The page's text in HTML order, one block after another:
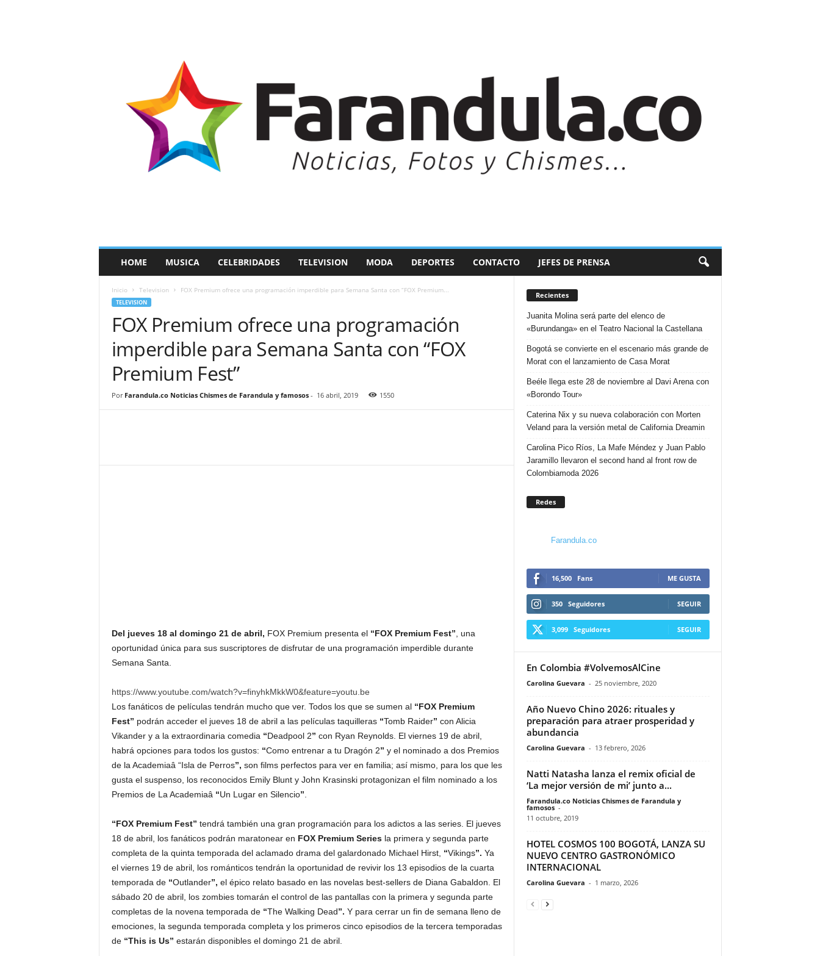
a
HOME MUSICA CELEBRIDADES TELEVISION MODA DEPORTES CONTACTO JEFES DE PRENSA
Inicio Television FOX Premium ofrece una programación imperdible para Semana Santa con “FOX Premium...
TELEVISION
FOX Premium ofrece una programación
imperdible para Semana Santa con “FOX
Premium Fest”
Por Farandula.co Noticias Chismes de Farandula y famosos- 16 abril, 2019 1550
Del jueves 18 al domingo 21 de abril, FOX Premium presenta el “FOX Premium Fest” , una
oportunidad única para sus suscriptores de disfrutar de una programación imperdible durante
Semana Santa.
https://www.youtube.com/watch?v=finyhkMkkW0&feature=youtu.be
Los fanáticos de películas tendrán mucho que ver. Todos los que se sumen al “FOX Premium
Fest” podrán acceder el jueves 18 de abril a las películas taquilleras “Tomb Raider” con Alicia
Vikander y a la extraordinaria comedia “Deadpool 2” con Ryan Reynolds. El viernes 19 de abril,
habrá opciones para todos los gustos: “Como entrenar a tu Dragón 2” y el nominado a dos Premios
de la Academiaâ “Isla de Perros”, son films perfectos para ver en familia; así mismo, para los que les
gusta el suspenso, los reconocidos Emily Blunt y John Krasinski protagonizan el film nominado a los
Premios de La Academiaâ “Un Lugar en Silencio”
“FOX Premium Fest” tendrá también una gran programación para los adictos a las series. El jueves
18 de abril, los fanáticos podrán maratonear en FOX Premium Seriesla primera y segunda parte
completa de la quinta temporada del aclamado drama del galardonado Michael Hirst, “Vikings”. Ya
el viernes 19 de abril, los románticos tendrán la oportunidad de revivir los 13 episodios de la cuarta
temporada de “Outlander”, el épico relato basado en las novelas best-sellers de Diana Gabaldon. El
sábado 20 de abril, los zombies tomarán el control de las pantallas con la primera y segunda parte
completas de la novena temporada de “The Walking Dead”. Y para cerrar un fin de semana lleno de
emociones, la segunda temporada completa y los primeros cinco episodios de la tercera temporadas
de “This is Us” estarán disponibles el domingo 21 de abril.
Recientes
Juanita Molina será parte del elenco de
«Burundanga» en el Teatro Nacional la Castellana
Bogotá se convierte en el escenario más grande de
Morat con el lanzamiento de Casa Morat
Beéle llega este 28 de noviembre al Davi Arena con
«Borondo Tour»
Caterina Nix y su nueva colaboración con Morten
Veland para la versión metal de California Dreamin
Carolina Pico Ríos, La Mafe Méndez y Juan Pablo
Jaramillo llevaron el second hand al front row de
Colombiamoda 2026
Redes
Farandula.co
16,500 Fans ME GUSTA
350 Seguidores SEGUIR
3,099 Seguidores SEGUIR
En Colombia #VolvemosAlCine
Carolina Guevara - 25 noviembre, 2020
Año Nuevo Chino 2026: rituales y
preparación para atraer prosperidad y
abundancia
Carolina Guevara - 13 febrero, 2026
Natti Natasha lanza el remix oficial de
‘La mejor versión de mi’ junto a...
Farandula.co Noticias Chismes de Farandula y
famosos -
11 octubre, 2019
HOTEL COSMOS 100 BOGOTÁ, LANZA SU
NUEVO CENTRO GASTRONÓMICO
INTERNACIONAL
Carolina Guevara - 1 marzo, 2026